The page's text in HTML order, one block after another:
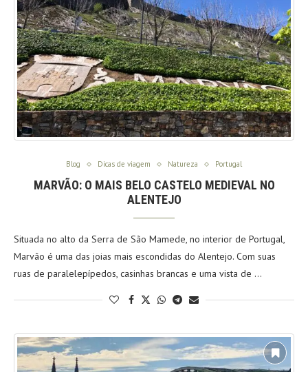
Blog Dicas de viagem Natureza Portugal
MARVÃO: O MAIS BELO CASTELO MEDIEVAL NO
ALENTEJO
Situada no alto da Serra de São Mamede, no interior de Portugal,
Marvão é uma das joias mais escondidas do Alentejo. Com suas
ruas de paralelepípedos, casinhas brancas e uma vista de …